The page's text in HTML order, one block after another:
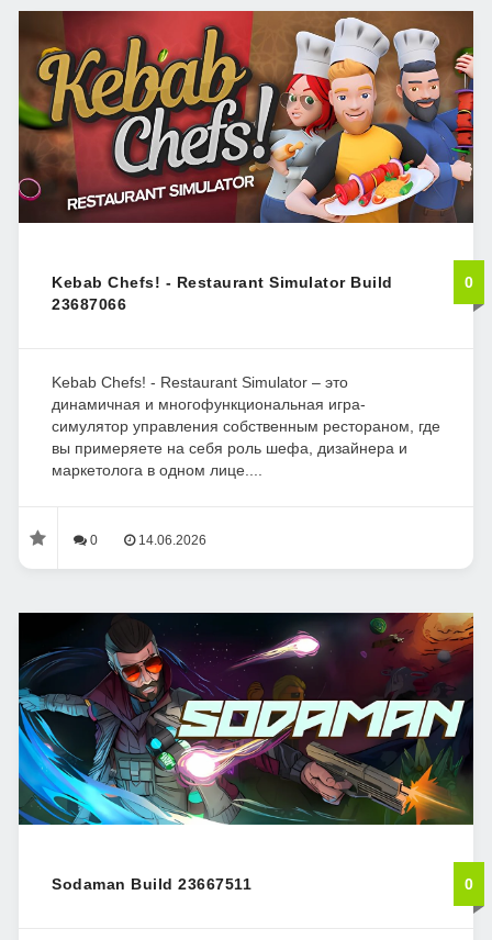
Kebab Chefs! - Restaurant Simulator Build
23687066
0
Kebab Chefs! - Restaurant Simulator – это
динамичная и многофункциональная игра-
симулятор управления собственным рестораном, где
вы примеряете на себя роль шефа, дизайнерa и
маркетолога в одном лице....
0 14.06.2026
Sodaman Build 23667511 0